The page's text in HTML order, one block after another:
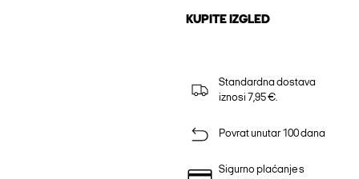
KUPITE IZGLED
Standardna dostava
iznosi 7,95 €.
Povrat unutar 100 dana
Sigurno plaćanje s